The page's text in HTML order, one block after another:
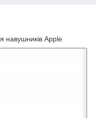
навушників Apple